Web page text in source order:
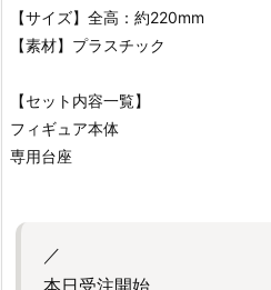
【サイズ】全高：約220mm
【素材】プラスチック
【セット内容一覧】
フィギュア本体
専用台座
／
本日受注開始